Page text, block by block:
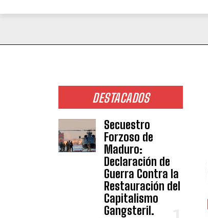
DESTACADOS
Secuestro
Forzoso de
Maduro:
Declaración de
Guerra Contra la
Restauración del
Capitalismo
Gangsteril.